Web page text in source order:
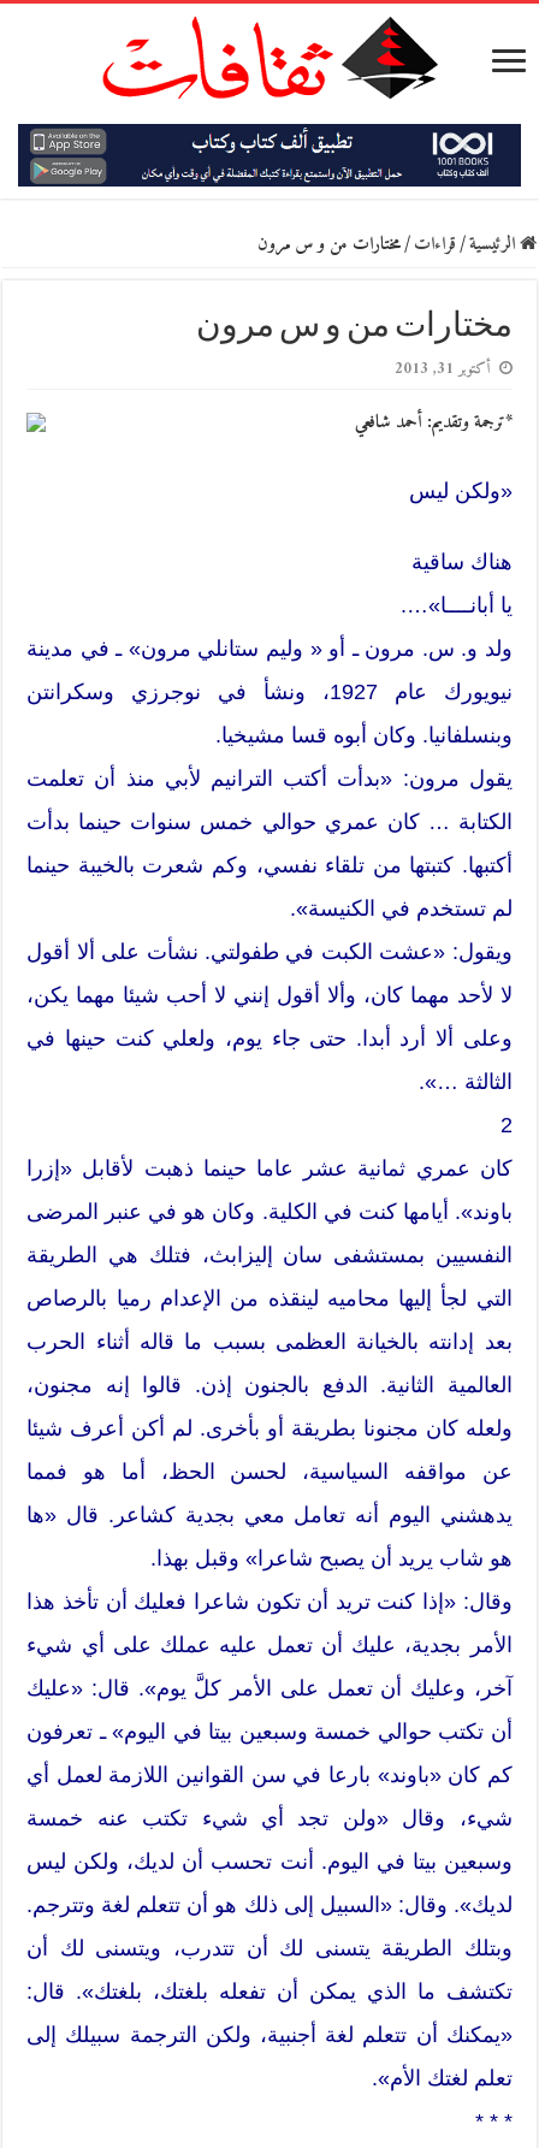
الرئيسية/قراءات/مختارات من و س مرون
مختارات من و س مرون
أكتوبر 31, 2013
*ترجمة وتقديم: أحمد شافعي
«ولكن ليس
هناك ساقية
يا أبانــــا»….
ولد و. س. مرون ـ أو « وليم ستانلي مرون» ـ في مدينة
نيويورك عام 1927، ونشأ في نوجرزي وسكرانتن
وبنسلفانيا. وكان أبوه قسا مشيخيا.
يقول مرون: «بدأت أكتب الترانيم لأبي منذ أن تعلمت
الكتابة … كان عمري حوالي خمس سنوات حينما بدأت
أكتبها. كتبتها من تلقاء نفسي، وكم شعرت بالخيبة حينما
لم تستخدم في الكنيسة».
ويقول: «عشت الكبت في طفولتي. نشأت على ألا أقول
لا لأحد مهما كان، وألا أقول إنني لا أحب شيئا مهما يكن،
وعلى ألا أرد أبدا. حتى جاء يوم، ولعلي كنت حينها في
الثالثة …».
2
كان عمري ثمانية عشر عاما حينما ذهبت لأقابل «إزرا
باوند». أيامها كنت في الكلية. وكان هو في عنبر المرضى
النفسيين بمستشفى سان إليزابث، فتلك هي الطريقة
التي لجأ إليها محاميه لينقذه من الإعدام رميا بالرصاص
بعد إدانته بالخيانة العظمى بسبب ما قاله أثناء الحرب
العالمية الثانية. الدفع بالجنون إذن. قالوا إنه مجنون،
ولعله كان مجنونا بطريقة أو بأخرى. لم أكن أعرف شيئا
عن مواقفه السياسية، لحسن الحظ، أما هو فمما
يدهشني اليوم أنه تعامل معي بجدية كشاعر. قال «ها
هو شاب يريد أن يصبح شاعرا» وقبل بهذا.
وقال: «إذا كنت تريد أن تكون شاعرا فعليك أن تأخذ هذا
الأمر بجدية، عليك أن تعمل عليه عملك على أي شيء
آخر، وعليك أن تعمل على الأمر كلَّ يوم». قال: «عليك
أن تكتب حوالي خمسة وسبعين بيتا في اليوم» ـ تعرفون
كم كان «باوند» بارعا في سن القوانين اللازمة لعمل أي
شيء، وقال «ولن تجد أي شيء تكتب عنه خمسة
وسبعين بيتا في اليوم. أنت تحسب أن لديك، ولكن ليس
لديك». وقال: «السبيل إلى ذلك هو أن تتعلم لغة وتترجم.
وبتلك الطريقة يتسنى لك أن تتدرب، ويتسنى لك أن
تكتشف ما الذي يمكن أن تفعله بلغتك، بلغتك». قال:
«يمكنك أن تتعلم لغة أجنبية، ولكن الترجمة سبيلك إلى
تعلم لغتك الأم».
* * *